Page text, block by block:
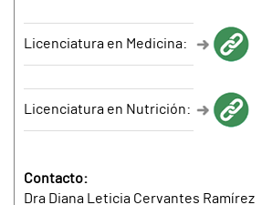
Licenciatura en Medicina:
Licenciatura en Nutrición:
Contacto:
Dra Diana Leticia Cervantes Ramírez